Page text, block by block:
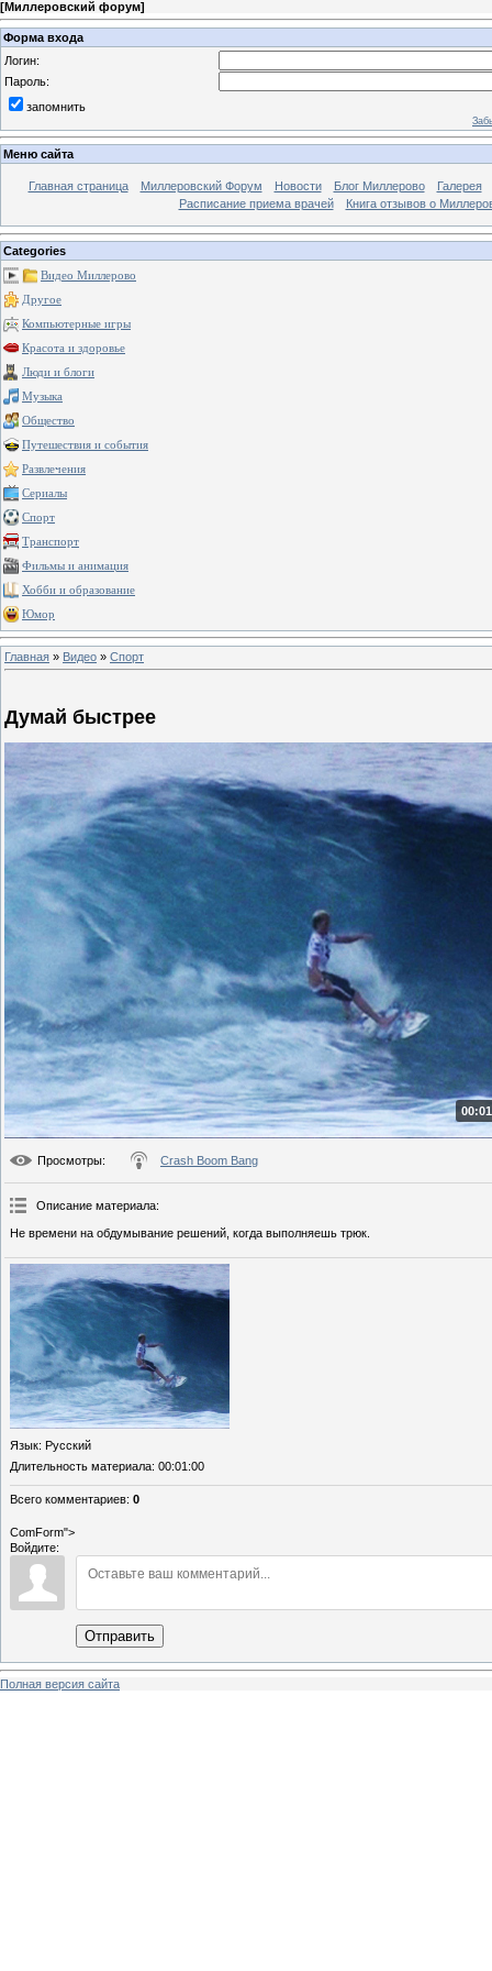
[Миллеровский форум]
Форма входа
Логин:
Пароль:
запомнить
Меню сайта
Главная страница Миллеровский Форум Новости Блог Миллерово
Галерея
Расписание приема врачей
Книга отзывов о
Categories
Видео Миллерово
Другое
Компьютерные игры
Красота и здоровье
Люди и блоги
Музыка
Общество
Путешествия и события
Развлечения
Сериалы
Спорт
Транспорт
Фильмы и анимация
Хобби и образование
Юмор
Главная » Видео » Спорт
Думай быстрее
Просмотры: Crash Boom Bang
Описание материала:
Не времени на обдумывание решений, когда выполняешь трюк.
Язык: Русский
Длительность материала: 00:01:00
Всего комментариев: 0
ComForm">
Войдите:
Отправить
Полная версия сайта